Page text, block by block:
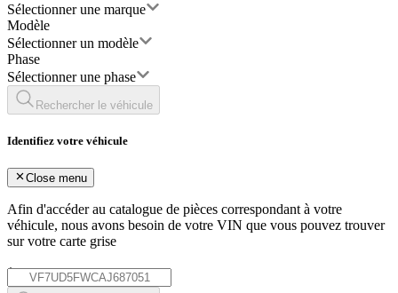
Sélectionner une marque
Modèle
Sélectionner un modèle
Phase
Sélectionner une phase
Rechercher le véhicule
Identifiez votre véhicule
Close menu
Afin d'accéder au catalogue de pièces correspondant à votre
véhicule, nous avons besoin de votre VIN que vous pouvez trouver
sur votre carte grise
*